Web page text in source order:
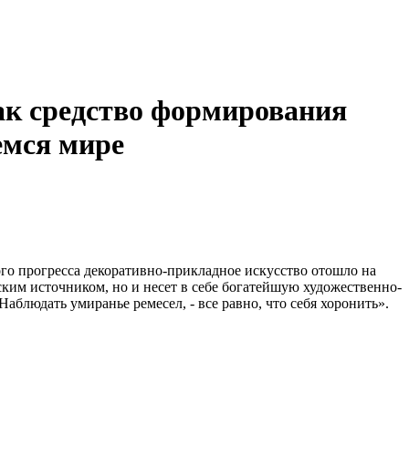
средство формирования
мире
декоративно-прикладное искусство отошло на
источником, но и несет в себе богатейшую художественно-
умиранье ремесел, - все равно, что себя хоронить».